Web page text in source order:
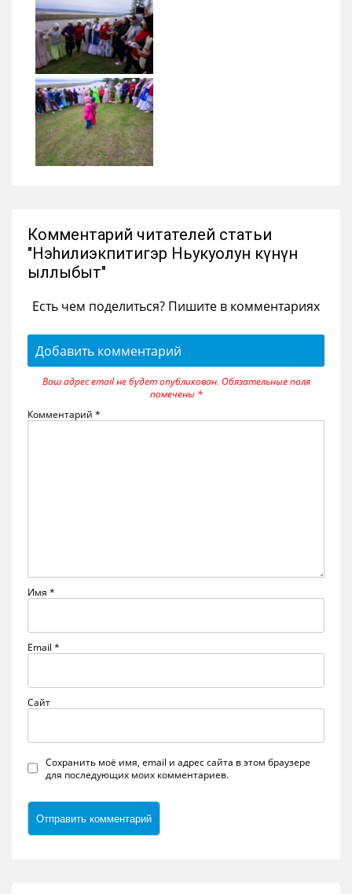
Комментарий читателей статьи
"Нэһилиэкпитигэр Ньукуолун күнүн
ыллыбыт"
Есть чем поделиться? Пишите в комментариях
Добавить комментарий
Ваш адрес email не будет опубликован. Обязательные поля
помечены *
Комментарий *
Имя *
Email *
Сайт
Сохранить моё имя, email и адрес сайта в этом браузере
для последующих моих комментариев.